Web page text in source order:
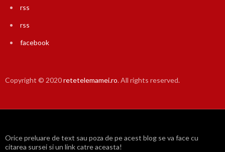
rss
rss
facebook
Copyright © 2020retetelemamei.ro. All rights reserved.
Orice preluare de text sau poza de pe acest blog se va face cu
citarea sursei si un link catre aceasta!